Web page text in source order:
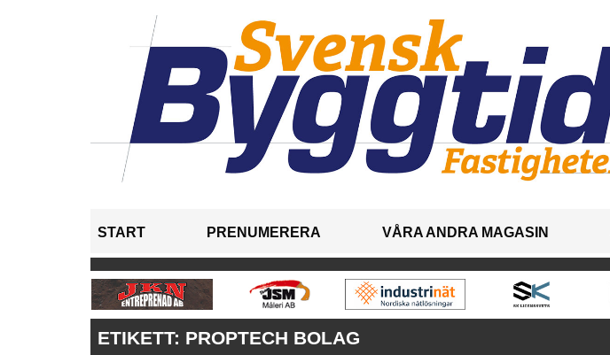
START PRENUMERERA VÅRA ANDRA MAGASIN
ETIKETT: PROPTECH BOLAG